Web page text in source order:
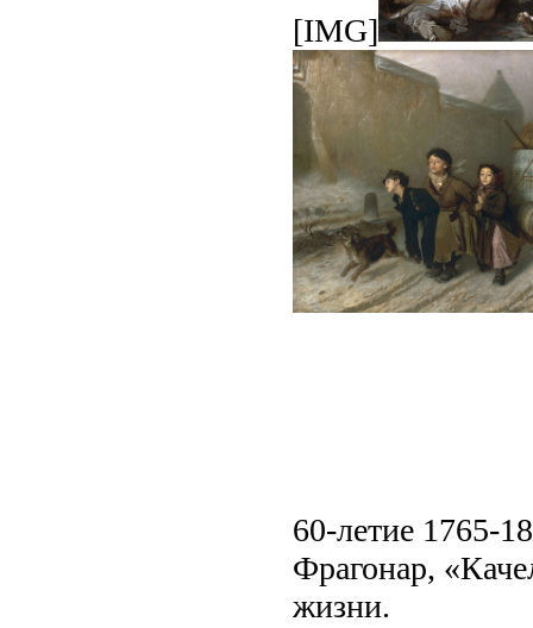
[IMG]
60-летие 1765-
Фрагонар,
жизни.